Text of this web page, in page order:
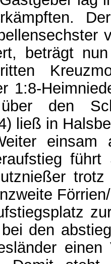
beträgt
1:8-
den
ließ in
einsam
trotz
den